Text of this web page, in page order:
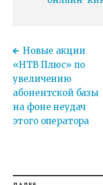
Новые акции
«НТВ Плюс» по
увеличению
абонентской базы
на фоне неудач
этого оператора